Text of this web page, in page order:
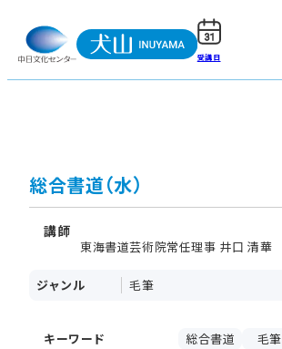
受講日
総合書道（水）
講師
東海書道芸術院常任理事 井口 清華
ジャンル 毛筆
キーワード 総合書道 毛筆